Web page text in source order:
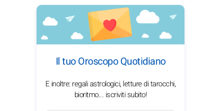
Il tuo Oroscopo Quotidiano
E inoltre: regali astrologici, letture di tarocchi,
bioritmo... iscriviti subito!